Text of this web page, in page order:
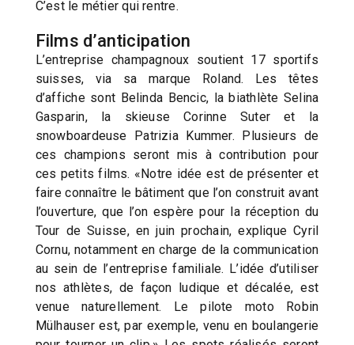
C’est le métier qui rentre.
Films d’anticipation
L’entreprise champagnoux soutient 17 sportifs
suisses, via sa marque Roland. Les têtes
d’affiche sont Belinda Bencic, la biathlète Selina
Gasparin, la skieuse Corinne Suter et la
snowboardeuse Patrizia Kummer. Plusieurs de
ces champions seront mis à contribution pour
ces petits films. «Notre idée est de présenter et
faire connaître le bâtiment que l’on construit avant
l’ouverture, que l’on espère pour la réception du
Tour de Suisse, en juin prochain, explique Cyril
Cornu, notamment en charge de la communication
au sein de l’entreprise familiale. L’idée d’utiliser
nos athlètes, de façon ludique et décalée, est
venue naturellement. Le pilote moto Robin
Mülhauser est, par exemple, venu en boulangerie